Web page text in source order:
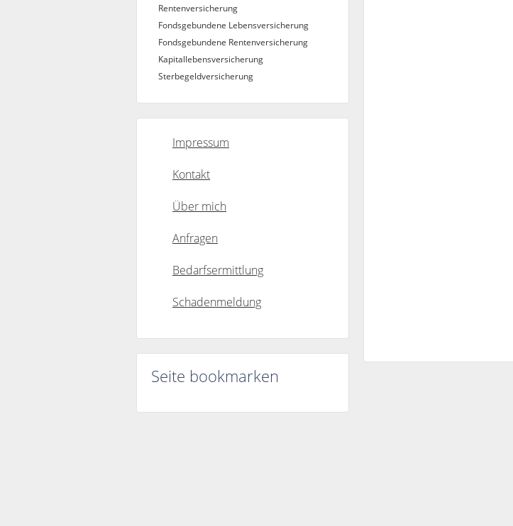
Rentenversicherung
Fondsgebundene Lebensversicherung
Fondsgebundene Rentenversicherung
Kapitallebensversicherung
Sterbegeldversicherung
Impressum
Kontakt
Über mich
Anfragen
Bedarfsermittlung
Schadenmeldung
Seite bookmarken